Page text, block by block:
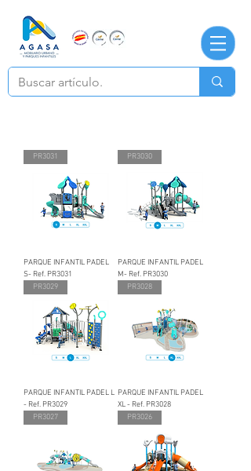
PR3031
PARQUE INFANTIL PADEL
S- Ref. PR3031
PR3030
PARQUE INFANTIL PADEL
M- Ref. PR3030
PR3029
PARQUE INFANTIL PADEL L
- Ref. PR3029
PR3028
PARQUE INFANTIL PADEL
XL - Ref. PR3028
PR3027
PR3026